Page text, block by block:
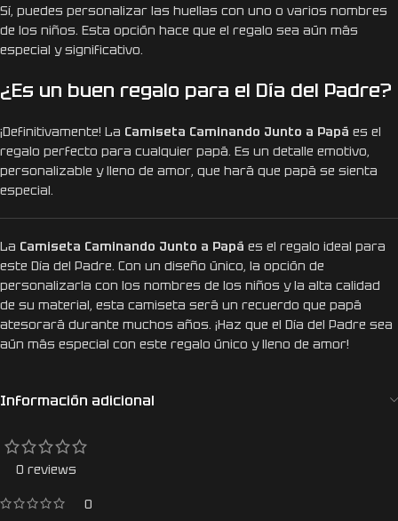
Sí, puedes personalizar las huellas con uno o varios nombres
de los niños. Esta opción hace que el regalo sea aún más
especial y significativo.
¿Es un buen regalo para el Día del Padre?
¡Definitivamente! La Camiseta Caminando Junto a Papá es el
regalo perfecto para cualquier papá. Es un detalle emotivo,
personalizable y lleno de amor, que hará que papá se sienta
especial.
La Camiseta Caminando Junto a Papá es el regalo ideal para
este Día del Padre. Con un diseño único, la opción de
personalizarla con los nombres de los niños y la alta calidad
de su material, esta camiseta será un recuerdo que papá
atesorará durante muchos años. ¡Haz que el Día del Padre sea
aún más especial con este regalo único y lleno de amor!
Información adicional
0 reviews
0